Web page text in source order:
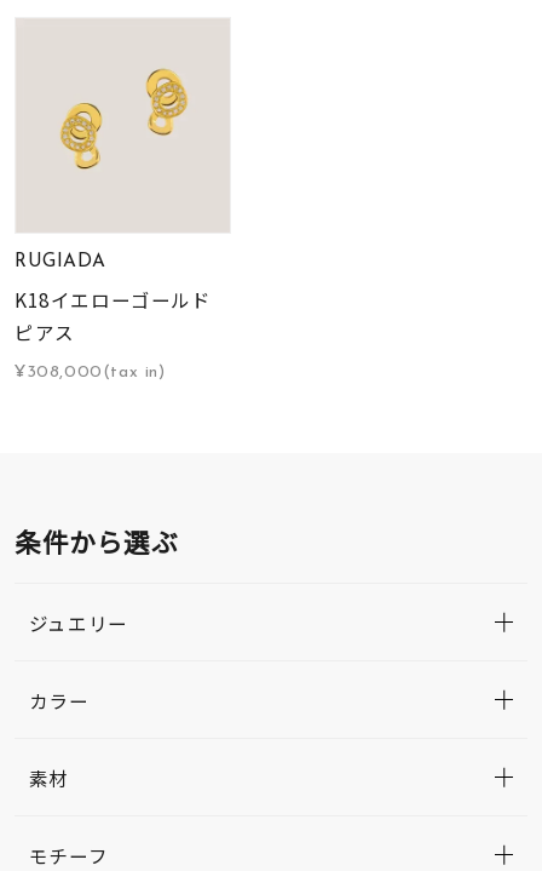
RUGIADA
K18イエローゴールド
ピアス
¥308,000(tax in)
条件から選ぶ
ジュエリー
カラー
素材
モチーフ